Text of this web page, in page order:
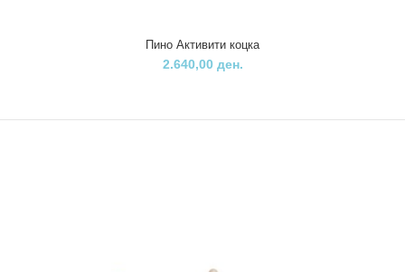
Пино Активити коцка
2.640,00 ден.